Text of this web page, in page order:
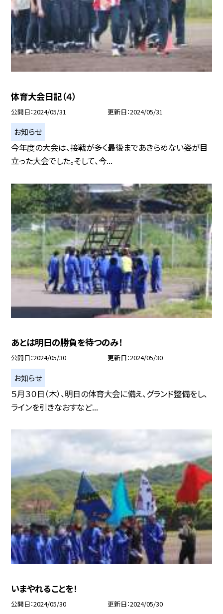
体育大会日記（４）
公開日 2024/05/31 更新日 2024/05/31
お知らせ
今年度の大会は、接戦が多く最後まであきらめない姿が目
立った大会でした。そして、今...
あとは明日の勝負を待つのみ！
公開日 2024/05/30 更新日 2024/05/30
お知らせ
５月３０日（木）、明日の体育大会に備え、グランド整備をし、
ラインを引きなおすなど...
いまやれることを！
公開日 2024/05/30 更新日 2024/05/30